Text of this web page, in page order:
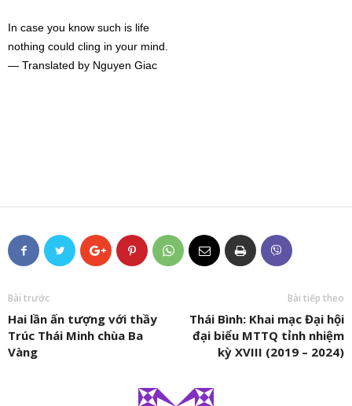
In case you know such is life
nothing could cling in your mind.
— Translated by Nguyen Giac
Bài trước
Hai lần ấn tượng với thầy
Trúc Thái Minh chùa Ba
Vàng
Bài tiếp theo
Thái Bình: Khai mạc Đại hội
đại biểu MTTQ tỉnh nhiệm
kỳ XVIII (2019 – 2024)